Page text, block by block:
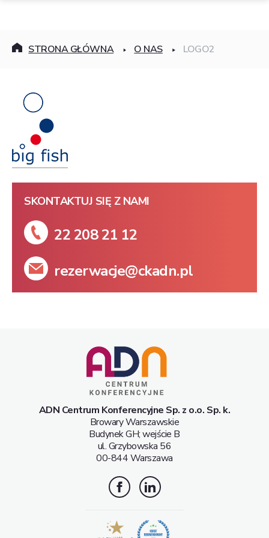
STRONA GŁÓWNA O NAS LOGO2
SKONTAKTUJ SIĘ Z NAMI
22 208 21 12
rezerwacje@ckadn.pl
ADN Centrum Konferencyjne Sp. z o.o. Sp. k.
Browary Warszawskie
Budynek GH; wejście B
ul. Grzybowska 56
00-844 Warszawa